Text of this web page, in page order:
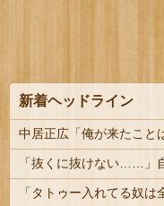
新着ヘッドライン